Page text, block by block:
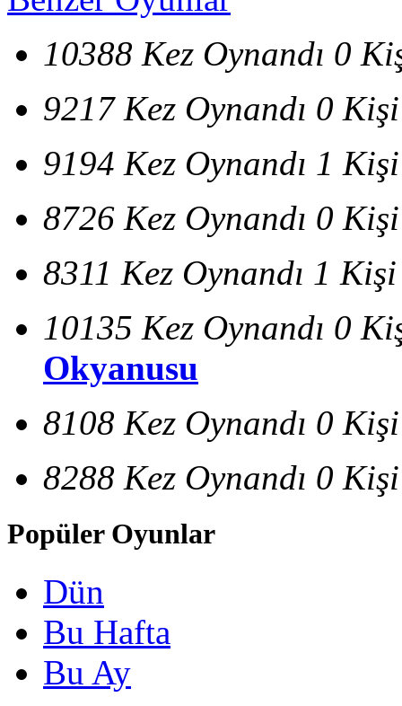
10388 Kez Oynandı 0
9217 Kez Oynandı 0
9194 Kez Oynandı 1
8726 Kez Oynandı 0
8311 Kez Oynandı 1
10135 Kez Oynandı 0
Okyanusu
8108 Kez Oynandı 0
8288 Kez Oynandı 0
Popüler Oyunlar
Dün
Bu Hafta
Bu Ay